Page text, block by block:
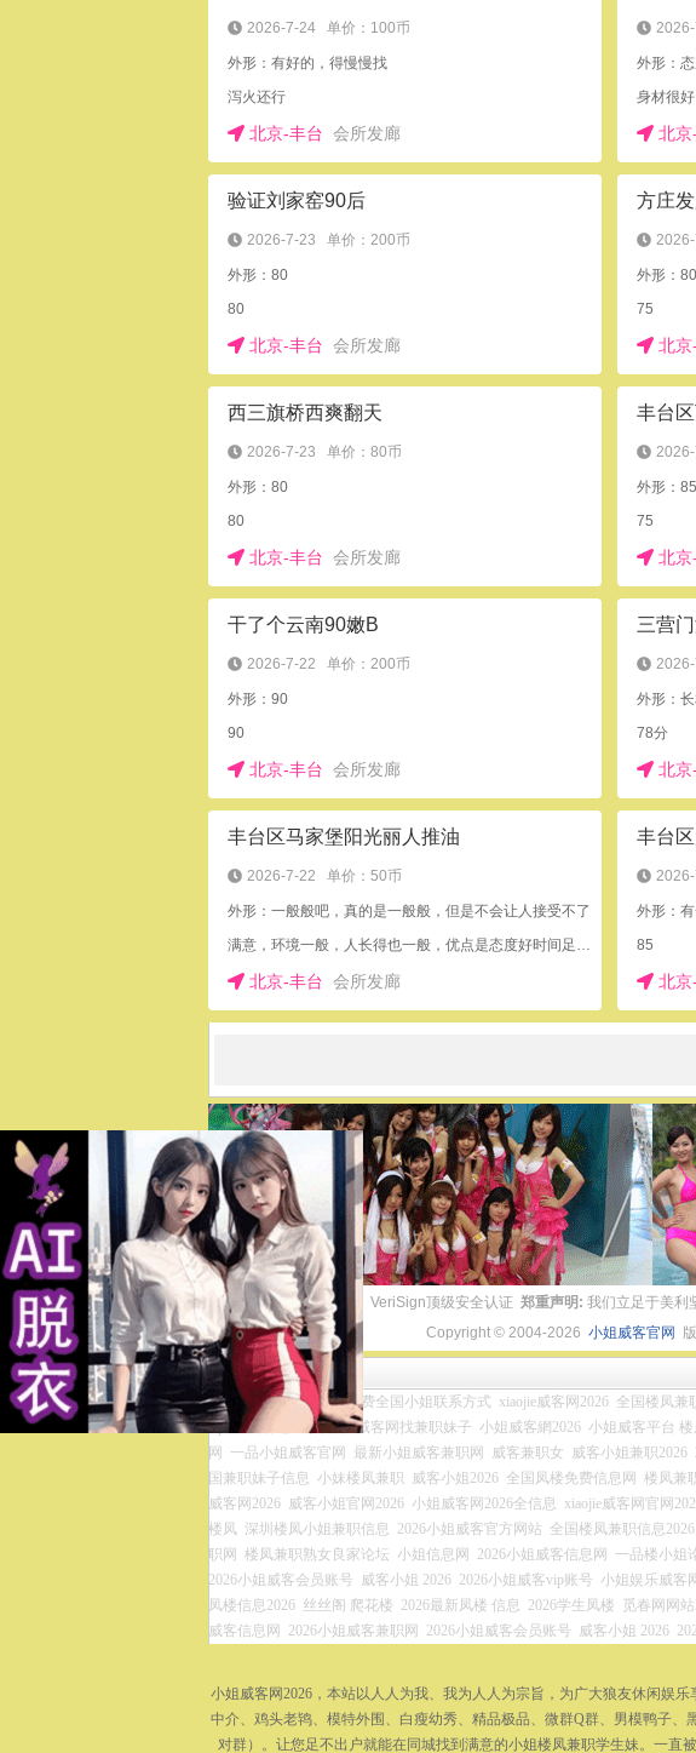
2026-7-24 单价：100币
外形：有好的，得慢慢找
泻火还行
北京-丰台 会所发廊
外形：
身材很
北京
验证刘家窑90后
2026-7-23 单价：200币
外形：80
80
北京-丰台 会所发廊
方庄
外形：80
75
北京
西三旗桥西爽翻天
2026-7-23 单价：80币
外形：80
80
北京-丰台 会所发廊
丰台
外形：
75
北京
干了个云南90嫩B
2026-7-22 单价：200币
外形：90
90
北京-丰台 会所发廊
三营
外形：
78分
北京
丰台区马家堡阳光丽人推油
2026-7-22 单价：50币
外形：一般般吧，真的是一般般，但是不会让人接受不了
满意，环境一般，人长得也一般，优点是态度好时间足放得开也不贵
北京-丰台 会所发廊
丰台
外形：
85
北京
VeriSign顶级安全认证 郑重声明: 我们立足于美利
Copyright © 2004-2026 小姐威客官网
友情链接
小姐威客兼职网官网 免费全国小姐联系方式 xiaojie威客网2026 全国楼凤兼
zip
全国各地凤楼资源 威客网找兼职妹子 小姐威客網2026 小姐威客平台 楼
网
一品小姐威客官网 最新小姐威客兼职网 威客兼职女 威客小姐兼职2026
国兼职妹子信息 小妹楼凤兼职 威客小姐2026 全国凤楼免费信息网 楼凤兼
威客网2026 威客小姐官网2026 小姐威客网2026全信息 xiaojie威客网官网
楼凤 深圳楼凤小姐兼职信息 2026小姐威客官方网站 全国楼凤兼职信息2026
职网
楼凤兼职熟女良家论坛 小姐信息网 2026小姐威客信息网 一品楼小姐
2026小姐威客会员账号 威客小姐 2026 2026小姐威客vip账号 小姐娱乐威客
凤楼信息2026 丝丝阁 爬花楼 2026最新凤楼 信息 2026学生凤楼 觅春网网
威客信息网
2026小姐威客兼职网 2026小姐威客会员账号 威客小姐 2026
小姐威客网2026，本站以人人为我、我为人人为宗旨，为广大狼友休闲娱
中介、鸡头老鸨、模特外围、白瘦幼秀、精品极品、微群Q群、男模鸭子
对群）。让您足不出户就能在同城找到满意的小姐楼凤兼职学生妹。一直